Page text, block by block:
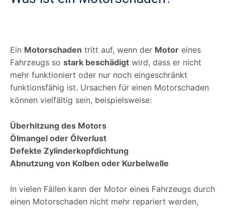
Ein Motorschaden tritt auf, wenn der Motor eines
Fahrzeugs so stark beschädigt wird, dass er nicht
mehr funktioniert oder nur noch eingeschränkt
funktionsfähig ist. Ursachen für einen Motorschaden
können vielfältig sein, beispielsweise:
Überhitzung des Motors
Ölmangel oder Ölverlust
Defekte Zylinderkopfdichtung
Abnutzung von Kolben oder Kurbelwelle
In vielen Fällen kann der Motor eines Fahrzeugs durch
einen Motorschaden nicht mehr repariert werden,